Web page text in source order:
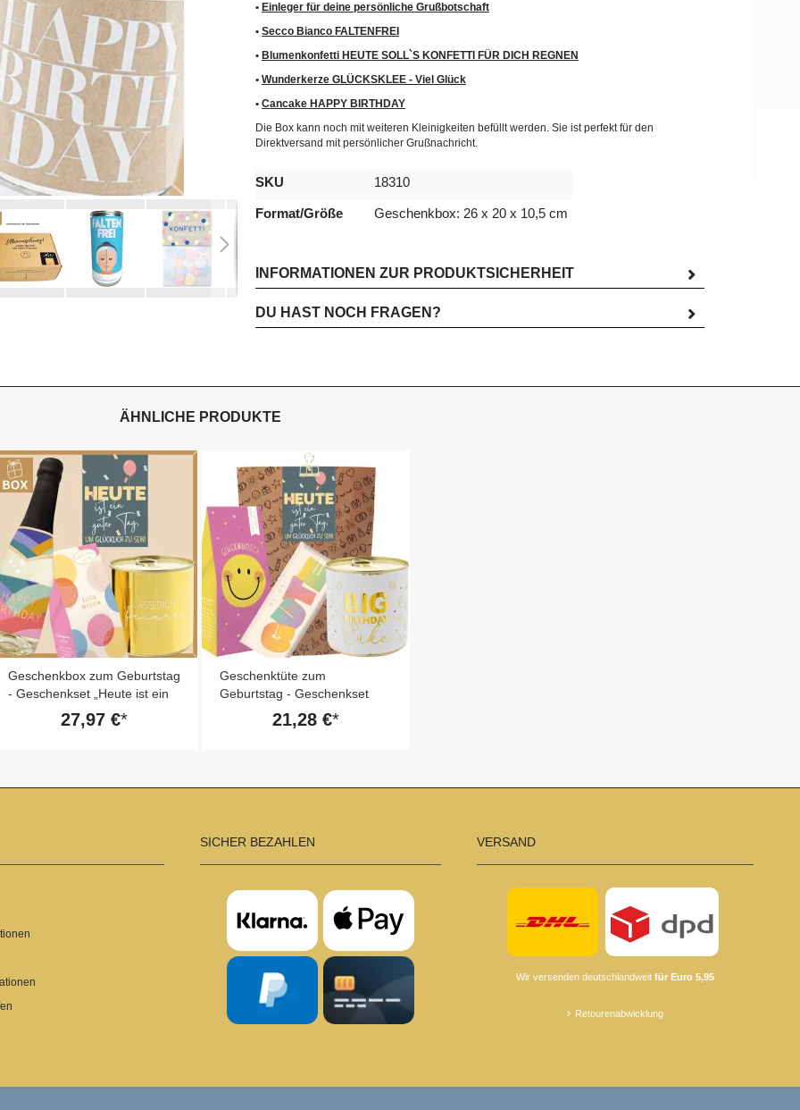
• Einleger für deine persönliche Grußbotschaft
• Secco Bianco FALTENFREI
• Blumenkonfetti HEUTE SOLL`S KONFETTI FÜR DICH REGNEN
• Wunderkerze GLÜCKSKLEE - Viel Glück
• Cancake HAPPY BIRTHDAY
Die Box kann noch mit weiteren Kleinigkeiten befüllt werden. Sie ist perfekt für den
Direktversand mit persönlicher Grußnachricht.
Mehr
SKU 18310
Format/Größe Geschenkbox: 26 x 20 x 10,5 cm
INFORMATIONEN ZUR PRODUKTSICHERHEIT
DU HAST NOCH FRAGEN?
ÄHNLICHE PRODUKTE
Geschenkbox zum Geburtstag
- Geschenkset „Heute ist ein
guter Tag!“ (Set 1)
27,97 €
Geschenktüte zum
Geburtstag - Geschenkset
„Heute ist ein guter Tag!“ (Set
21,28 €
SICHER BEZAHLEN VERSAND
Wir versenden deutschlandweit für Euro 5,95
Retourenabwicklung